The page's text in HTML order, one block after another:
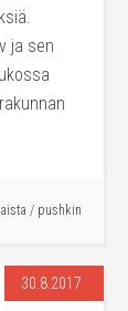
ja sen
/ pushkin
30.8.2017